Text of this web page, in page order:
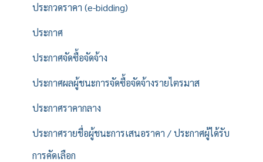
ประกวดราคา (e-bidding)
ประกาศ
ประกาศจัดซื้อจัดจ้าง
ประกาศผลผู้ชนะการจัดซื้อจัดจ้างรายไตรมาส
ประกาศราคากลาง
ประกาศรายชื่อผู้ชนะการเสนอราคา / ประกาศผู้ได้รับ
การคัดเลือก